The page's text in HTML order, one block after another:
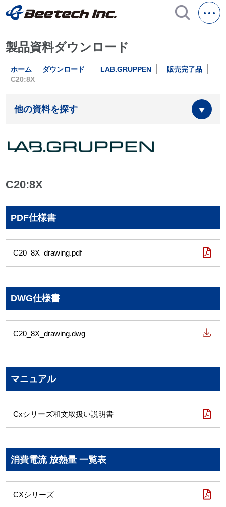
製品資料ダウンロード
ホーム ダウンロード LAB.GRUPPEN
販売完了品
C20:8X
他の資料を探す
C20:8X
PDF仕様書
C20_8X_drawing.pdf
DWG仕様書
C20_8X_drawing.dwg
マニュアル
Cxシリーズ和文取扱い説明書
消費電流 放熱量 一覧表
CXシリーズ